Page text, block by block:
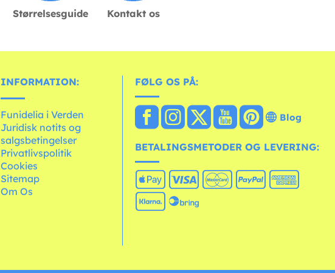
Størrelsesguide Kontakt os
INFORMATION:
Funidelia i Verden
Juridisk notits og
salgsbetingelser
Privatlivspolitik
Cookies
Sitemap
Om Os
FØLG OS PÅ:
Blog
BETALINGSMETODER OG LEVERING: